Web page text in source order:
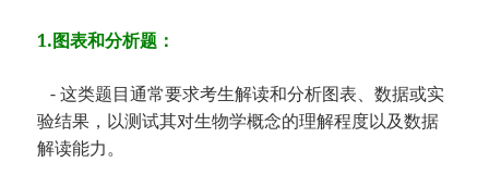
1.图表和分析题：
- 这类题目通常要求考生解读和分析图表、数据或实
验结果，以测试其对生物学概念的理解程度以及数据
解读能力。